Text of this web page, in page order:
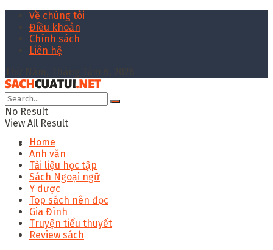
Về chúng tôi
Điều khoản
Chính sách
Liên hệ
No Result
View All Result
Home
Anh văn
Tài liệu học tập
Sách Ngoại ngữ
Y dược
Top sách nên đọc
Gia Đình
Truyện tiểu thuyết
Review sách